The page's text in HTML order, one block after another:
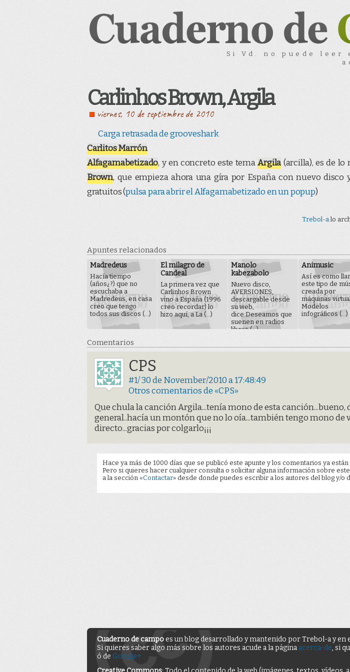
Si Vd. no puede leer
Carlinhos Brown, Argila
viernes, 10 de septiembre de 2010
Carga retrasada de grooveshark
Carlitos Marrón
Alfagamabetizado, y en concreto este temaArgila(arcilla), es de lo
Brown, que empieza ahora una gíra por España con nuevo disco
gratuitos (pulsa para abrir el Alfagamabetizado en un popup)
Trebol-alo
Apuntes relacionados
Madredeus
Hacía tiempo
(años¿?) que no
escuchaba a
Madredeus, en casa
creo que tengo
todos sus discos (...)
El milagro de
Candeal
La primera vez que
Carlinhos Brown
vino a España (1996
creo recordar) lo
hizo aquí, a La (...)
Manolo
kabezabolo
Nuevo disco,
AVERSIONES,
descargable desde
su web,
dice:Deseamos que
suenen en radios
libres (...)
Animusic
Así es como
este tipo de
creada por
máquinas
Modelos
infográficos (...)
Comentarios
CPS
#1/ 30 de November/2010 a 17:48:49
Otros comentarios de «CPS»
Que chula la canción Argila...tenía mono de esta canción...bueno,
general..hacía un montón que no lo oía...también tengo mono de
directo...gracias por colgarlo¡¡¡
Hace ya más de 1000 días que se publicó este apunte y los comentarios ya
Pero si quieres hacer cualquier consulta o solicitar alguna información sobre
a la sección «Contactar» desde donde puedes escribir a los autores del blog y/o
Cuaderno de campoes un blog desarrollado y mantenido por Trebol-a y
Si quieres saber algo más sobre los autores acude a la página acerca-de, si
ó de Google+